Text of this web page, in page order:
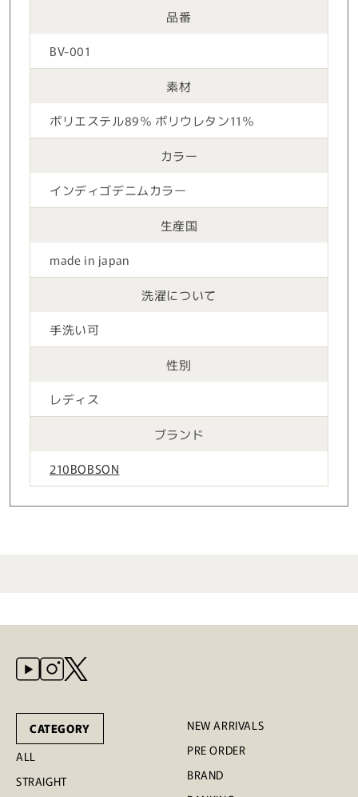
品番
BV-001
素材
ポリエステル89％ ポリウレタン11％
カラー
インディゴデニムカラー
生産国
made in japan
洗濯について
手洗い可
性別
レディス
ブランド
210BOBSON
CATEGORY
ALL
STRAIGHT
NEW ARRIVALS
PRE ORDER
BRAND